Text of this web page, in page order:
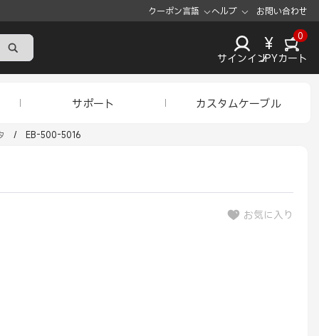
クーポン言語 ヘルプ お問い合わせ
サインイン
¥
JPY
0
カート
サポート カスタムケーブル
/ EB-500-5016
お気に入り